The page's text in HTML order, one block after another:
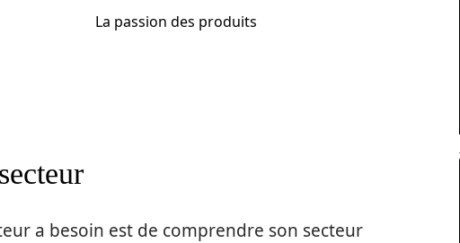
La passion des produits
a besoin est de comprendre son secteur